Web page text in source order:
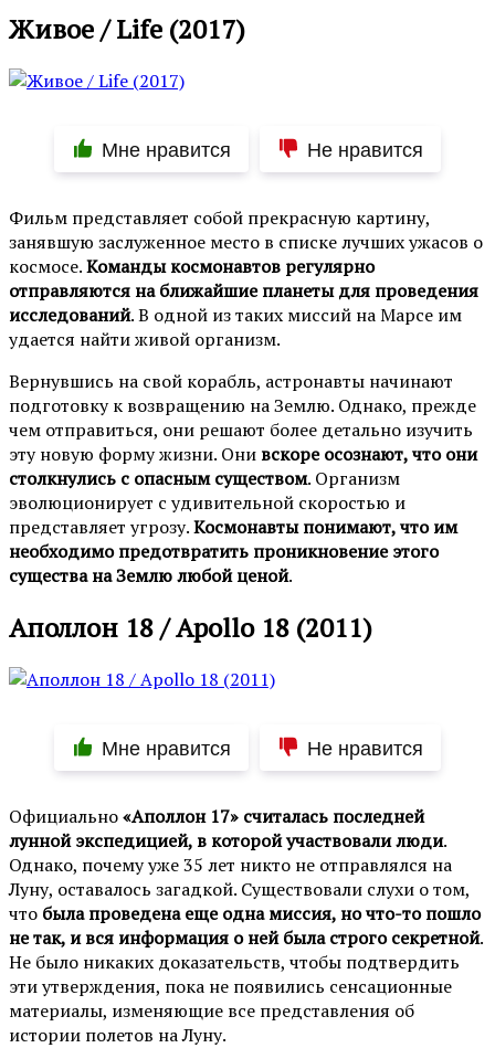
Живое / Life (2017)
Мне нравится Не нравится
Фильм представляет собой прекрасную картину,
занявшую заслуженное место в списке лучших ужасов о
космосе.Команды космонавтов регулярно
отправляются на ближайшие планеты для проведения
исследований. В одной из таких миссий на Марсе им
удается найти живой организм.
Вернувшись на свой корабль, астронавты начинают
подготовку к возвращению на Землю. Однако, прежде
чем отправиться, они решают более детально изучить
эту новую форму жизни. Они вскоре осознают, что они
столкнулись с опасным существом. Организм
эволюционирует с удивительной скоростью и
представляет угрозу.Космонавты понимают, что им
необходимо предотвратить проникновение этого
существа на Землю любой ценой.
Аполлон 18 / Apollo 18 (2011)
Мне нравится Не нравится
Официально«Аполлон 17» считалась последней
лунной экспедицией, в которой участвовали люди.
Однако, почему уже 35 лет никто не отправлялся на
Луну, оставалось загадкой. Существовали слухи о том,
что была проведена еще одна миссия, но что-то пошло
не так, и вся информация о ней была строго секретной.
Не было никаких доказательств, чтобы подтвердить
эти утверждения, пока не появились сенсационные
материалы, изменяющие все представления об
истории полетов на Луну.